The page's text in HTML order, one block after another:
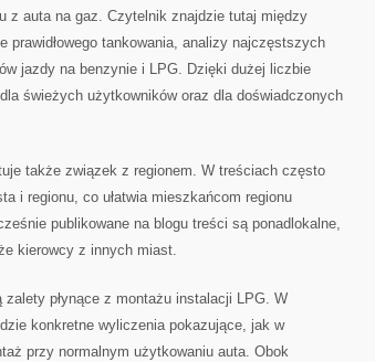
z auta na gaz. Czytelnik znajdzie tutaj między
prawidłowego tankowania, analizy najczęstszych
jazdy na benzynie i LPG. Dzięki dużej liczbie
świeżych użytkowników oraz dla doświadczonych
także związek z regionem. W treściach często
i regionu, co ułatwia mieszkańcom regionu
publikowane na blogu treści są ponadlokalne,
kierowcy z innych miast.
płynące z montażu instalacji LPG. W
konkretne wyliczenia pokazujące, jak w
przy normalnym użytkowaniu auta. Obok